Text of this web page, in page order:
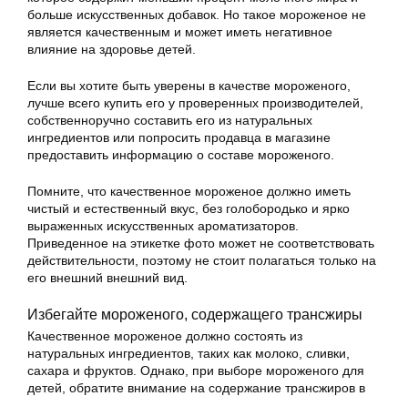
больше искусственных добавок. Но такое мороженое не
является качественным и может иметь негативное
влияние на здоровье детей.
Если вы хотите быть уверены в качестве мороженого,
лучше всего купить его у проверенных производителей,
собственноручно составить его из натуральных
ингредиентов или попросить продавца в магазине
предоставить информацию о составе мороженого.
Помните, что качественное мороженое должно иметь
чистый и естественный вкус, без голобородько и ярко
выраженных искусственных ароматизаторов.
Приведенное на этикетке фото может не соответствовать
действительности, поэтому не стоит полагаться только на
его внешний внешний вид.
Избегайте мороженого, содержащего трансжиры
Качественное мороженое должно состоять из
натуральных ингредиентов, таких как молоко, сливки,
сахара и фруктов. Однако, при выборе мороженого для
детей, обратите внимание на содержание трансжиров в